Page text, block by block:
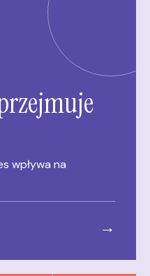
wpływa na
→